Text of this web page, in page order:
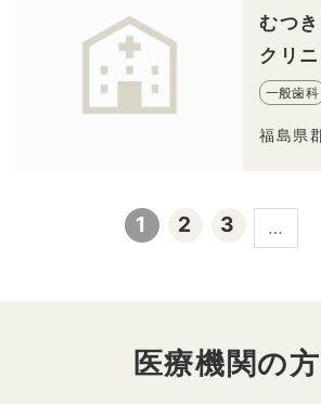
むつ
クリ
一般歯科
福島県
1 2 3 …
医療機関の